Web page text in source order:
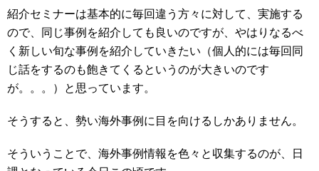
紹介セミナーは基本的に毎回違う方々に対して、実施する
ので、同じ事例を紹介しても良いのですが、やはりなるべ
く新しい旬な事例を紹介していきたい（個人的には毎回同
じ話をするのも飽きてくるというのが大きいのです
が。。。）と思っています。
そうすると、勢い海外事例に目を向けるしかありません。
そういうことで、海外事例情報を色々と収集するのが、日